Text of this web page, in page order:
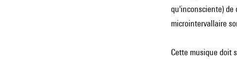
qu'inconsciente)
microintervallaire
Cette musique doit